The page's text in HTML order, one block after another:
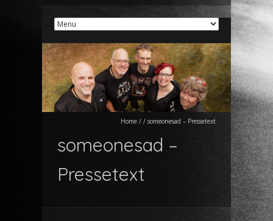
Home / / someonesad – Pressetext
someonesad –
Pressetext